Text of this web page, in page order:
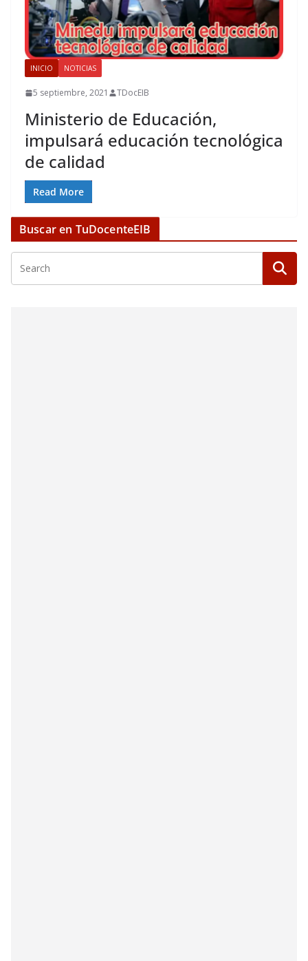
INICIO NOTICIAS
5 septiembre, 2021 TDocEIB
Ministerio de Educación,
impulsará educación tecnológica
de calidad
Read More
Buscar en TuDocenteEIB